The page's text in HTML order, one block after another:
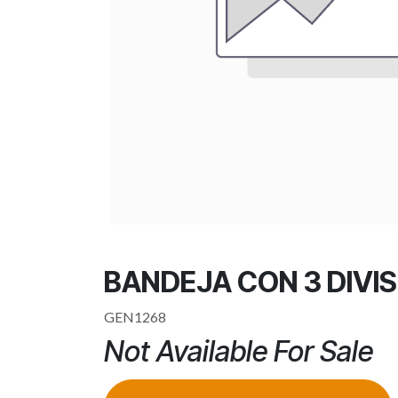
BANDEJA CON 3
GEN1268
Not Available For Sale